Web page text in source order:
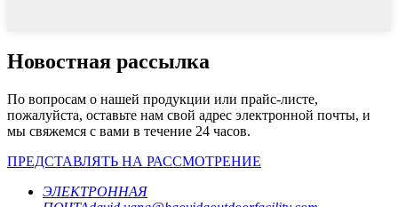
Новостная рассылка
По вопросам о нашей продукции или прайс-листе,
пожалуйста, оставьте нам свой адрес электронной почты, и
мы свяжемся с вами в течение 24 часов.
ПРЕДСТАВЛЯТЬ НА РАССМОТРЕНИЕ
ЭЛЕКТРОННАЯ